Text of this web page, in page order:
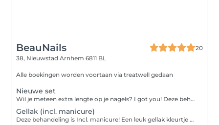
BeauNails
20
38, Nieuwstad Arnhem 6811 BL
Alle boekingen worden voortaan via treatwell gedaan
Nieuwe set
Wil je meteen extra lengte op je nagels? I got you! Deze behandeling is incl. Manicure Hier zit geen nail art bij!! Bij deze behandeling gaat het alleen om de basis behandeling en een gel kleurtje. LET OP! als er nog oud product eraf gehaald moet worden dan boek je die behandeling er nog extra bij! dit i.v.m extra tijd <3 Mocht je nog niet weten wat je wilt dan kan je een van de freestyle nailart pakketten toevoegen zo boek je extra tijd en kan je tot een dag van te voren je inspiratie sturen <3
Gellak (incl. manicure)
Deze behandeling is Incl. manicure! Een leuk gellak kleurtje op de natuurlijke nagel LET OP! - geen verlenging - geen biab of hardgel - als er nog product op de nagel zit van een andere salon of mijn BIAB of gel is het noodzakelijk oud product verwijderen erbij te boeken